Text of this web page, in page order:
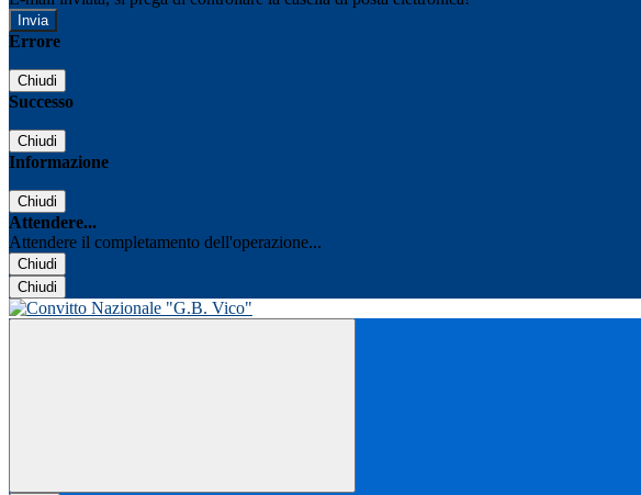
Errore
Chiudi
Successo
Chiudi
Informazione
Chiudi
Attendere...
Attendere il completamento dell'operazione...
Chiudi
Chiudi